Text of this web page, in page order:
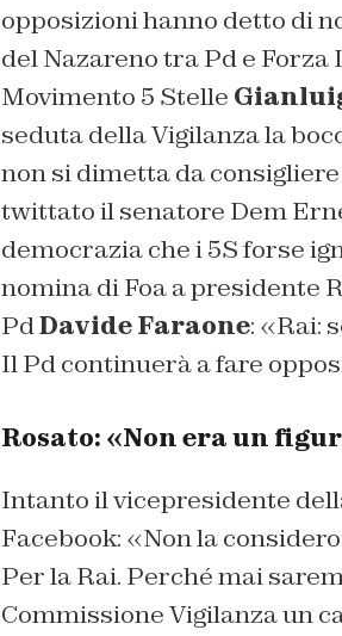
opposizioni hanno detto di
del Nazareno tra Pd e
Movimento 5 Stelle
seduta della Vigilanza la
non si dimetta da consigliere
twittato il senatore Dem
democrazia che i 5S forse
nomina di Foa a presidente
PdDavide Faraone: «Rai:
Il Pd continuerà a fare
Rosato: «Non era un
Intanto il vicepresidente
Facebook: «Non la
Per la Rai. Perché mai
Commissione Vigilanza un